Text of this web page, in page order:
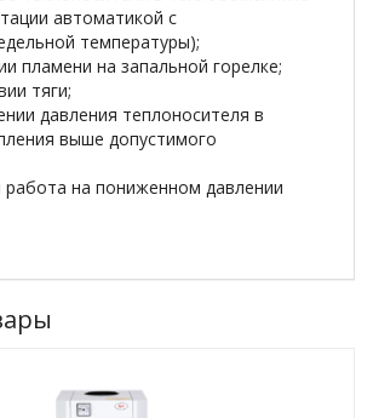
автоматикой с
температуры);
пламени на запальной горелке;
тяги;
давления теплоносителя в
выше допустимого
работа на пониженном давлении